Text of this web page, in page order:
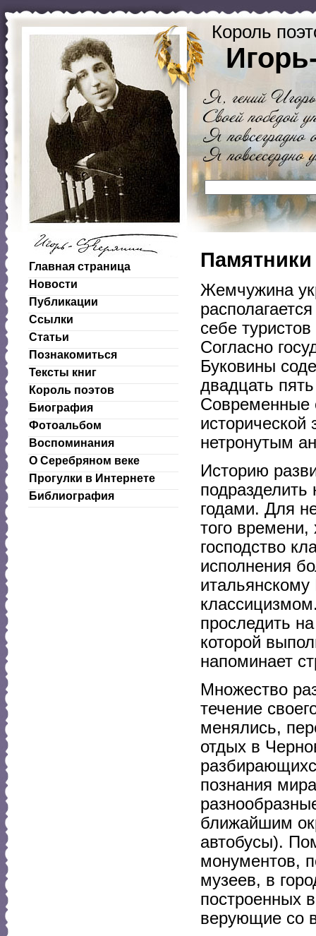
Король
Главная страница
Новости
Публикации
Ссылки
Статьи
Познакомиться
Тексты книг
Король поэтов
Биография
Фотоальбом
Воспоминания
О Серебряном веке
Прогулки в Интернете
Библиография
Жемчужина
себе
Согласно
Буковины
двадцать
Современные
исторической
нетронутым
Историю
годами. Для
того времени,
господство
исполнения
проследить
которой
напоминает
Множество
течение
менялись,
отдых в
познания
ближайшим
автобусы).
монументов,
музеев, в
построенных
верующие со